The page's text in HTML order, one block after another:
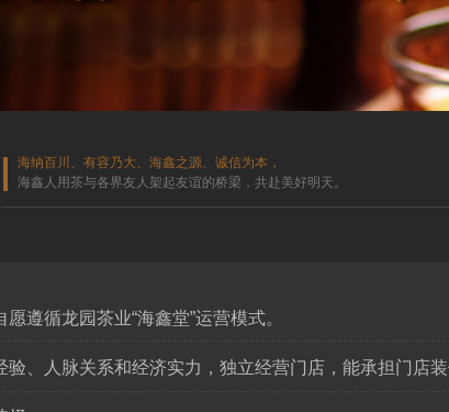
遵循龙园茶业“海鑫堂”运营模式。
验、人脉关系和经济实力，独立经营门店，能承担门店
海纳百川、有容乃大、海鑫之源、诚信为本，
海鑫人用茶与各界友人架起友谊的桥梁，共赴美好明天。